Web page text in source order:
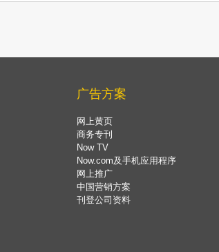
广告方案
网上黄页
商务专刊
Now TV
Now.com及手机应用程序
网上推广
中国营销方案
刊登公司资料